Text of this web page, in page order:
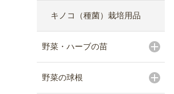
キノコ（種菌）栽培用品
野菜・ハーブの苗
野菜の球根